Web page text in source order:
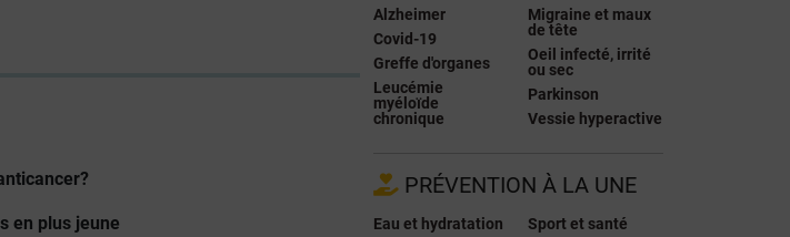
en plus jeune
Alzheimer
Covid-19
Greffe d'organes
Leucémie
myéloïde
chronique
Migraine et maux
de tête
Oeil infecté, irrité
ou sec
Parkinson
Vessie hyperactive
PRÉVENTION À LA UNE
Eau et hydratation
Sport et santé